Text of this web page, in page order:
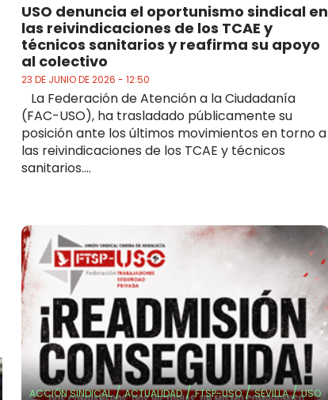
USO denuncia el oportunismo sindical en
las reivindicaciones de los TCAE y
técnicos sanitarios y reafirma su apoyo
al colectivo
23 DE JUNIO DE 2026 - 12:50
La Federación de Atención a la Ciudadanía
(FAC-USO), ha trasladado públicamente su
posición ante los últimos movimientos en torno a
las reivindicaciones de los TCAE y técnicos
sanitarios....
ACCIÓN SINDICAL/ACTUALIDAD/FTSP-USO/SEVILLA/USO